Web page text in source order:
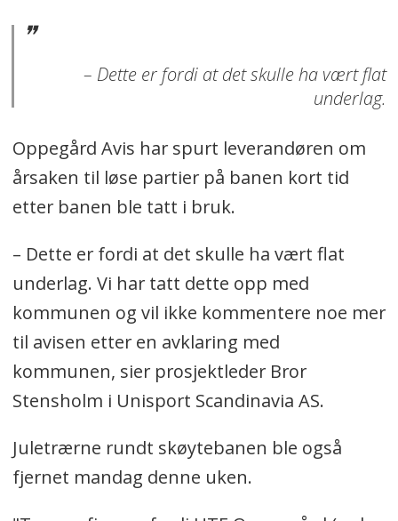
– Dette er fordi at det skulle ha vært flat
underlag.
Oppegård Avis har spurt leverandøren om
årsaken til løse partier på banen kort tid
etter banen ble tatt i bruk.
– Dette er fordi at det skulle ha vært flat
underlag. Vi har tatt dette opp med
kommunen og vil ikke kommentere noe mer
til avisen etter en avklaring med
kommunen, sier prosjektleder Bror
Stensholm i Unisport Scandinavia AS.
Juletrærne rundt skøytebanen ble også
fjernet mandag denne uken.